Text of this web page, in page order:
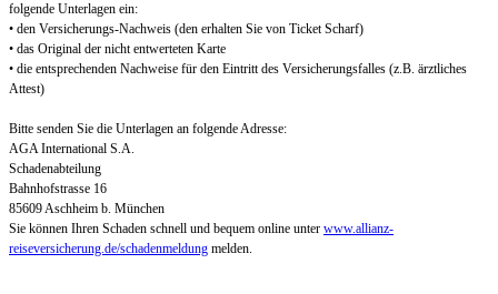
folgende Unterlagen ein:
• den Versicherungs-Nachweis (den erhalten Sie von Ticket Scharf)
• das Original der nicht entwerteten Karte
• die entsprechenden Nachweise für den Eintritt des Versicherungsfalles (z.B. ärztliches
Attest)
Bitte senden Sie die Unterlagen an folgende Adresse:
AGA International S.A.
Schadenabteilung
Bahnhofstrasse 16
85609 Aschheim b. München
Sie können Ihren Schaden schnell und bequem online unter www.allianz-
reiseversicherung.de/schadenmeldung melden.